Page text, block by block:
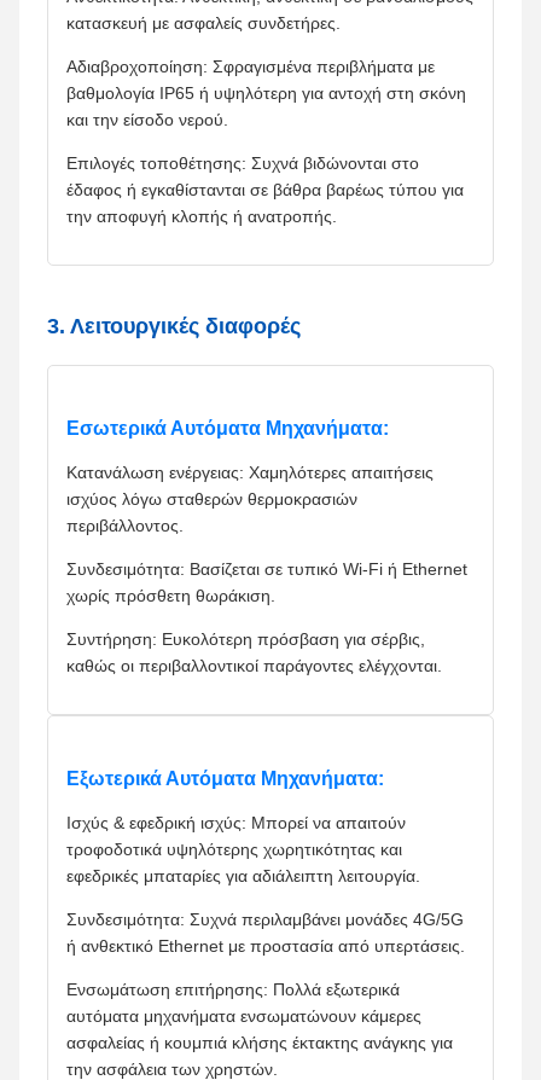
κατασκευή με ασφαλείς συνδετήρες.
Αδιαβροχοποίηση: Σφραγισμένα περιβλήματα με
βαθμολογία IP65 ή υψηλότερη για αντοχή στη σκόνη
και την είσοδο νερού.
Επιλογές τοποθέτησης: Συχνά βιδώνονται στο
έδαφος ή εγκαθίστανται σε βάθρα βαρέως τύπου για
την αποφυγή κλοπής ή ανατροπής.
3. Λειτουργικές διαφορές
Εσωτερικά Αυτόματα Μηχανήματα:
Κατανάλωση ενέργειας: Χαμηλότερες απαιτήσεις
ισχύος λόγω σταθερών θερμοκρασιών
περιβάλλοντος.
Συνδεσιμότητα: Βασίζεται σε τυπικό Wi-Fi ή Ethernet
χωρίς πρόσθετη θωράκιση.
Συντήρηση: Ευκολότερη πρόσβαση για σέρβις,
καθώς οι περιβαλλοντικοί παράγοντες ελέγχονται.
Εξωτερικά Αυτόματα Μηχανήματα:
Ισχύς & εφεδρική ισχύς: Μπορεί να απαιτούν
τροφοδοτικά υψηλότερης χωρητικότητας και
εφεδρικές μπαταρίες για αδιάλειπτη λειτουργία.
Συνδεσιμότητα: Συχνά περιλαμβάνει μονάδες 4G/5G
ή ανθεκτικό Ethernet με προστασία από υπερτάσεις.
Ενσωμάτωση επιτήρησης: Πολλά εξωτερικά
αυτόματα μηχανήματα ενσωματώνουν κάμερες
ασφαλείας ή κουμπιά κλήσης έκτακτης ανάγκης για
την ασφάλεια των χρηστών.